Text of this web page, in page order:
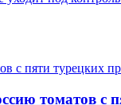
томатов с